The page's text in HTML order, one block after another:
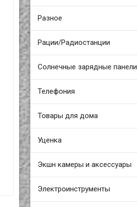
Разное
Рации/Радиостанции
Солнечные зарядные панели
Телефония
Товары для дома
Уценка
Экшн камеры и аксессуары
Электроинструменты